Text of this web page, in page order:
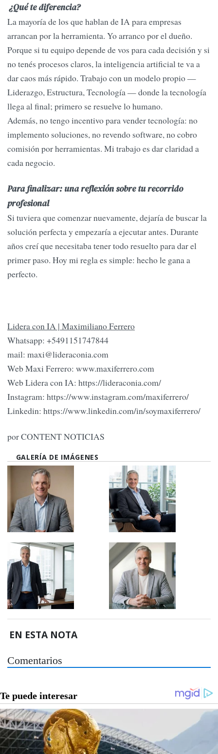
¿Qué te diferencia?
La mayoría de los que hablan de IA para empresas
arrancan por la herramienta. Yo arranco por el dueño.
Porque si tu equipo depende de vos para cada decisión y si
no tenés procesos claros, la inteligencia artificial te va a
dar caos más rápido. Trabajo con un modelo propio —
Liderazgo, Estructura, Tecnología — donde la tecnología
llega al final; primero se resuelve lo humano.
Además, no tengo incentivo para vender tecnología: no
implemento soluciones, no revendo software, no cobro
comisión por herramientas. Mi trabajo es dar claridad a
cada negocio.
Para finalizar: una reflexión sobre tu recorrido
profesional
Si tuviera que comenzar nuevamente, dejaría de buscar la
solución perfecta y empezaría a ejecutar antes. Durante
años creí que necesitaba tener todo resuelto para dar el
primer paso. Hoy mi regla es simple: hecho le gana a
perfecto.
Lidera con IA | Maximiliano Ferrero
Whatsapp: +5491151747844
mail: maxi@lideraconia.com
Web Maxi Ferrero: www.maxiferrero.com
Web Lidera con IA: https://lideraconia.com/
Instagram: https://www.instagram.com/maxiferrero/
Linkedin: https://www.linkedin.com/in/soymaxiferrero/
por CONTENT NOTICIAS
GALERÍA DE IMÁGENES
EN ESTA NOTA
Comentarios